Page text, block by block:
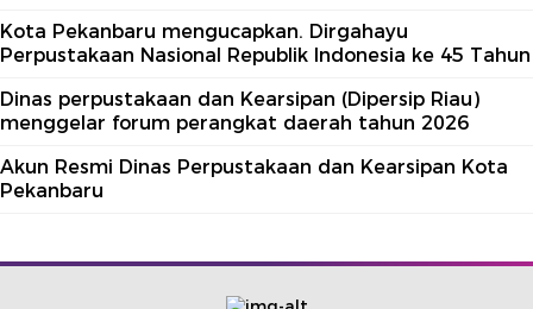
Kota Pekanbaru mengucapkan. Dirgahayu
Perpustakaan Nasional Republik Indonesia ke 45 Tahun
Dinas perpustakaan dan Kearsipan (Dipersip Riau)
menggelar forum perangkat daerah tahun 2026
Akun Resmi Dinas Perpustakaan dan Kearsipan Kota
Pekanbaru